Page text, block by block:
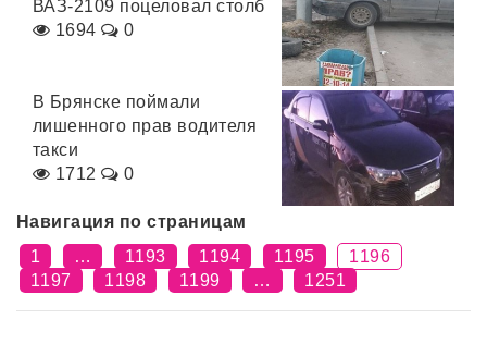
ВАЗ-2109 поцеловал столб
1694
0
В Брянске поймали
лишенного прав водителя
такси
1712
0
Навигация по страницам
1
… 1193 1194 1195
1196
1197
1198 1199 … 1251